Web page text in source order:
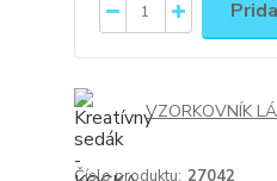
VZORKOVNÍK
Číslo produktu: 27042